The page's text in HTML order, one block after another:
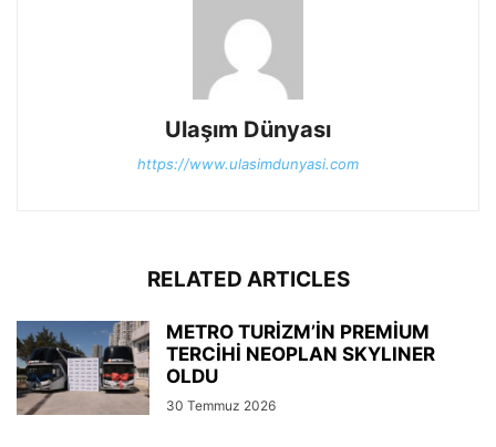
Ulaşım Dünyası
https://www.ulasimdunyasi.com
RELATED ARTICLES
METRO TURİZM’İN PREMİUM
TERCİHİ NEOPLAN SKYLINER
OLDU
30 Temmuz 2026